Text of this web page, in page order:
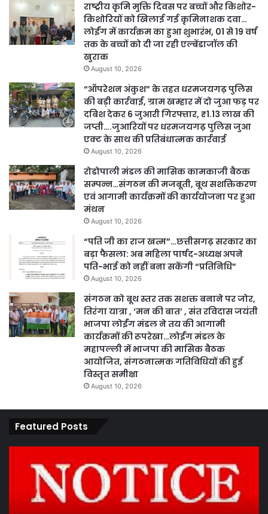
राष्ट्रीय कृमि मुक्ति दिवस पर बच्चों और किशोर-
किशोरियों को खिलाई गई कृमिनाशक दवा…
लोईंग में कार्यक्रम का हुआ शुभारंभ, 01 से 19 वर्ष
तक के बच्चों को दी जा रही एल्बेंडाजॉल की
खुराक
August 10, 2026
“ऑपरेशन अंकुश” के तहत धरमजयगढ़ पुलिस
की बड़ी कार्रवाई, ग्राम खम्हार में दो जुआ फड़ पर
दबिश देकर 6 जुआरी गिरफ्तार, ₹1.13 लाख की
जप्ती….जुआरियों पर धरमजयगढ़ पुलिस जुआ
एक्ट के साथ की प्रतिबंधात्मक कार्रवाई
August 10, 2026
रोडोपाली मंडल की मासिक कामकाजी बैठक
सम्पन्न…संगठन की मजबूती, बूथ सशक्तिकरण
एवं आगामी कार्यक्रमों की कार्ययोजना पर हुआ
मंथन
August 10, 2026
“पति जी का राज खत्म”…छत्तीसगढ़ सरकार का
बड़ा फैसला: अब महिला पार्षद-अध्यक्ष अपने
पति-भाई को नहीं बना सकेंगी “प्रतिनिधि”
August 10, 2026
संगठन को बूथ स्तर तक सशक्त बनाने पर जोर,
तिरंगा यात्रा , ‘मन की बात’ , संत रविदास जयंती
भाजपा लोईंग मंडल ने तय की आगामी
कार्यक्रमों की रूपरेखा…लोईंग मंडल के
महापल्ली में भाजपा की मासिक बैठक
आयोजित, संगठनात्मक गतिविधियों की हुई
विस्तृत समीक्षा
August 10, 2026
Featured Posts
एवं
कानूनी
प्रक्रिया
के